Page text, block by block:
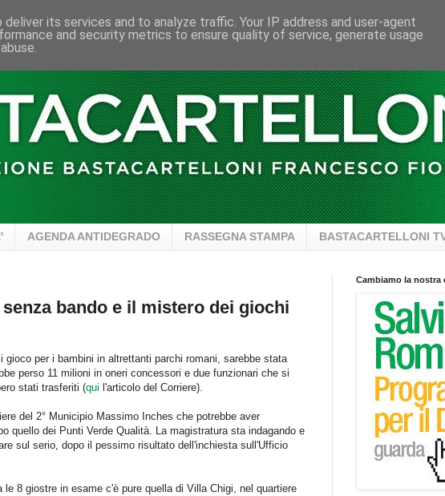
AGENDA ANTIDEGRADO RASSEGNA STAMPA BASTACARTELLONI
bando e il mistero dei giochi
gioco per i bambini in altrettanti parchi romani, sarebbe stata
perso 11 milioni in oneri concessori e due funzionari che si
stati trasferiti (qui l'articolo del Corriere).
del 2° Municipio Massimo Inches che potrebbe aver
quello dei Punti Verde Qualità. La magistratura sta indagando e
sul serio, dopo il pessimo risultato dell'inchiesta sull'Ufficio
8 giostre in esame c'è pure quella di Villa Chigi, nel quartiere
Cambiamo la nostra
its services and to analyze traffic. Your IP address and user-agent
and security metrics to ensure quality of service, generate usage